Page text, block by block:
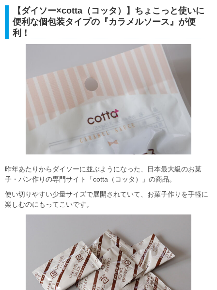
【ダイソー×cotta（コッタ）】ちょこっと使いに
便利な個包装タイプの『カラメルソース』が便
利！
昨年あたりからダイソーに並ぶようになった、日本最大級のお菓
子・パン作りの専門サイト「cotta（コッタ）」の商品。
使い切りやすい少量サイズで展開されていて、お菓子作りを手軽に
楽しむのにもってこいです。